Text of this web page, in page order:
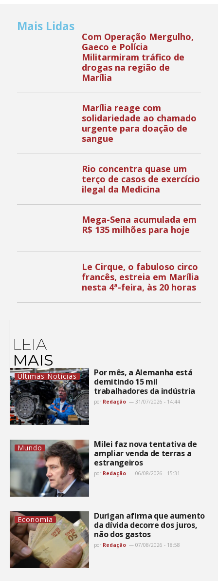
Mais Lidas
Com Operação Mergulho,
Gaeco e Polícia
Militarmiram tráfico de
drogas na região de
Marília
Marília reage com
solidariedade ao chamado
urgente para doação de
sangue
Rio concentra quase um
terço de casos de exercício
ilegal da Medicina
Mega-Sena acumulada em
R$ 135 milhões para hoje
Le Cirque, o fabuloso circo
francês, estreia em Marília
nesta 4ª-feira, às 20 horas
LEIA
MAIS
Últimas Notícias
Por mês, a Alemanha está
demitindo 15 mil
trabalhadores da indústria
por Redação 31/07/2026 - 14:44
Mundo
Milei faz nova tentativa de
ampliar venda de terras a
estrangeiros
por Redação 06/08/2026 - 15:31
Economia
Durigan afirma que aumento
da dívida decorre dos juros,
não dos gastos
por Redação 07/08/2026 - 18:58